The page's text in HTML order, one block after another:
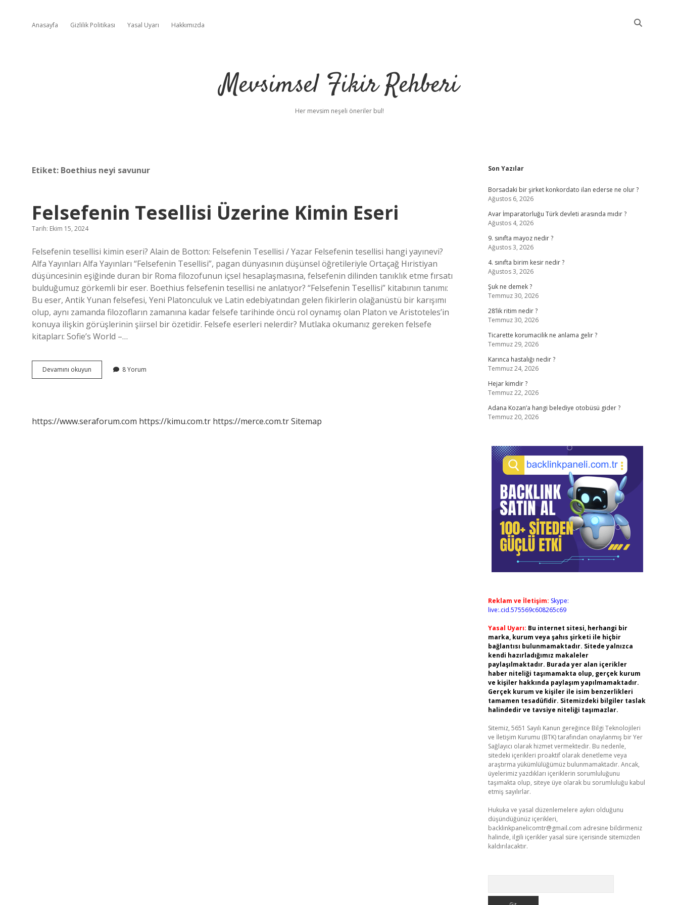
Anasayfa Gizlilik Politikası Yasal Uyarı Hakkımızda
Mevsimsel Fikir Rehberi
Her mevsim neşeli öneriler bul!
Etiket: Boethius neyi savunur
Felsefenin Tesellisi Üzerine Kimin Eseri
Tarih: Ekim 15, 2024
Felsefenin tesellisi kimin eseri? Alain de Botton: Felsefenin Tesellisi / Yazar Felsefenin tesellisi hangi yayınevi?
Alfa Yayınları Alfa Yayınları “Felsefenin Tesellisi”, pagan dünyasının düşünsel öğretileriyle Ortaçağ Hıristiyan
düşüncesinin eşiğinde duran bir Roma filozofunun içsel hesaplaşmasına, felsefenin dilinden tanıklık etme fırsatı
bulduğumuz görkemli bir eser. Boethius felsefenin tesellisi ne anlatıyor? “Felsefenin Tesellisi” kitabının tanımı:
Bu eser, Antik Yunan felsefesi, Yeni Platonculuk ve Latin edebiyatından gelen fikirlerin olağanüstü bir karışımı
olup, aynı zamanda filozofların zamanına kadar felsefe tarihinde öncü rol oynamış olan Platon ve Aristoteles’in
konuya ilişkin görüşlerinin şiirsel bir özetidir. Felsefe eserleri nelerdir? Mutlaka okumanız gereken felsefe
kitapları: Sofie’s World –…
Devamını okuyun Felsefenin
Tesellisi
8 Yorum
https://www.seraforum.com https://kimu.com.tr https://merce.com.trSitemap
Sidebar
Son Yazılar
Borsadaki bir şirket konkordato ilan ederse ne olur ?
Ağustos 6, 2026
Avar İmparatorluğu Türk devleti arasında mıdır ?
Ağustos 4, 2026
9. sınıfta mayoz nedir ?
Ağustos 3, 2026
4. sınıfta birim kesir nedir ?
Ağustos 3, 2026
Şuk ne demek ?
Temmuz 30, 2026
28’lik ritim nedir ?
Temmuz 30, 2026
Ticarette korumacilik ne anlama gelir ?
Temmuz 29, 2026
Karınca hastalığı nedir ?
Temmuz 24, 2026
Hejar kimdir ?
Temmuz 22, 2026
Adana Kozan’a hangi belediye otobüsü gider ?
Temmuz 20, 2026
Reklam ve İletişim: Skype:
live:.cid.575569c608265c69
Yasal Uyarı: Bu internet sitesi, herhangi bir
marka, kurum veya şahıs şirketi ile hiçbir
bağlantısı bulunmamaktadır. Sitede yalnızca
kendi hazırladığımız makaleler
paylaşılmaktadır. Burada yer alan içerikler
haber niteliği taşımamakta olup, gerçek kurum
ve kişiler hakkında paylaşım yapılmamaktadır.
Gerçek kurum ve kişiler ile isim benzerlikleri
tamamen tesadüfidir. Sitemizdeki bilgiler taslak
halindedir ve tavsiye niteliği taşımazlar.
Sitemiz, 5651 Sayılı Kanun gereğince Bilgi Teknolojileri
ve İletişim Kurumu (BTK) tarafından onaylanmış bir Yer
Sağlayıcı olarak hizmet vermektedir. Bu nedenle,
sitedeki içerikleri proaktif olarak denetleme veya
araştırma yükümlülüğümüz bulunmamaktadır. Ancak,
üyelerimiz yazdıkları içeriklerin sorumluluğunu
taşımakta olup, siteye üye olarak bu sorumluluğu kabul
etmiş sayılırlar.
Hukuka ve yasal düzenlemelere aykırı olduğunu
düşündüğünüz içerikleri,
backlinkpanelicomtr@gmail.com adresine bildirmeniz
halinde, ilgili içerikler yasal süre içerisinde sitemizden
kaldırılacaktır.